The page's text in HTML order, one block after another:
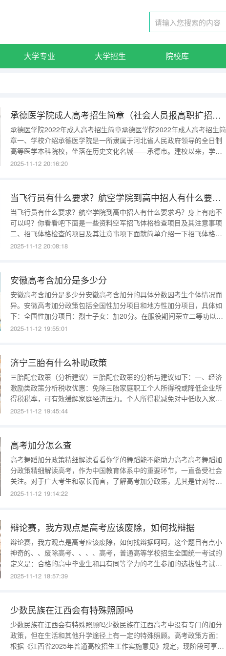
大学专业 大学招生 院校库
承德医学院成人高考招生简章（社会人员报高职扩招国控医学大学要求）
承德医学院2022年成人高考招生简章承德医学院2022年成人高考招生简
章一、学校介绍承德医学院是一所隶属于河北省人民政府领导的全日制
高等医学本科院校，坐落在历史文化名城——承德市。建校以来，学校
秉承“政治坚定、仁爱至诚、敬佑生命、甘于奉献”的承医精神，坚持“仁
2025-11-12 20:16:20
当飞行员有什么要求？航空学院到高中招人有什么要求吗？身上有疤不可以吗？
当飞行员有什么要求？航空学院到高中招人有什么要求吗？身上有疤不
可以吗？你看看吧下面是一些资料空军招飞体格检查项目及其注意事项
二、招飞体格检查的项目及其注意事项下面就简单介绍一下招飞体格检
查的项目及其注意事项。希望参加招飞体检的学生有足够的思想准备和
2025-11-12 20:08:18
安徽高考含加分是多少分
安徽高考含加分是多少分安徽高考含加分的具体分数因考生个体情况而
异。安徽高考加分政策包括全国性加分项目和地方性加分项目，具体如
下：全国性加分项目：烈士子女：加20分。在服役期间荣立二等功以上
或被战区以上单位授予荣誉称号的退役军人：加20分。自主就业的退役
2025-11-12 19:55:01
济宁三胎有什么补助政策
三胎配套政策（分析建议）三胎配套政策的分析与建议如下：一、经济
激励类政策分析税收优惠：免除三胎家庭职工个人所得税或降低企业所
得税税率，可有效缓解家庭经济压力。个人所得税减免对中低收入家庭
意义重大，企业所得税优惠则可能激励企业为生育员工提供额外福利，
2025-11-12 19:45:44
高考加分怎么查
高考舞蹈加分政策精细解读看看你学的舞蹈能不能助力高考高考舞蹈加
分政策精细解读高考，作为中国教育体系中的重要环节，一直备受社会
关注。对于广大考生和家长而言，了解高考加分政策，尤其是针对特定
才艺如舞蹈的加分政策，显得尤为重要。以下是对高考舞蹈加分政策的
2025-11-12 19:14:22
辩论赛，我方观点是高考应该废除，如何找辩据
辩论赛，我方观点是高考应该废除，如何找辩据呵呵，这个题目有点小
神奇的、、废除高考、、、、高考，普通高等学校招生全国统一考试的
定义是：合格的高中毕业生和具有同等学力的考生参加的选拔性考试。
高等学校根据考生成绩，按已确定的招生计划，德、智、体全面衡量，
个特点就决定了
2025-11-12 18:57:39
少数民族在江西会有特殊照顾吗
少数民族在江西会有特殊照顾吗少数民族在江西高考中没有专门的加分
政策，但在生活和其他升学途径上有一定的特殊照顾。高考政策方面：
根据《江西省2025年普通高校招生工作实施意见》规定，现阶段可享受